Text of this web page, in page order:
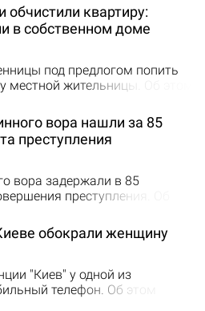
управления полиции
квартирной краже.
что неизвестные проникли
Гмыри и похитили
Прибывшие на место
обчистили квартиру:
в собственном доме
под предлогом попить
местной жительницы. Об этом
обратилась местная
что впустила в
все сбережения.
женщина
представились
вора нашли за 85
преступления
вора задержали в 85
преступления. Об
поступило
магазина о краже духов.
в магазине,
за ним никто не следит,
ушел в неизвестном
обокрали женщину
"Киев" у одной из
телефон. Об этом